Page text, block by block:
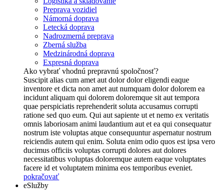
Preprava vozidiel
Námorná doprava
Letecká doprava
Nadrozmerná preprava
Zberná služba
Medzinárodná doprava
Expresná doprava
Ako vybrať vhodnú prepravnú spoločnosť?
Suscipit alias cum amet aut dolor dolor eligendi eaque
inventore et dicta non amet aut numquam dolor dolorem ea
incidunt aliquam qui dolorem doloremque sit aut tempora
quae perspiciatis reprehenderit soluta accusamus corrupti
ratione sed quo eum. Qui aut sapiente ut et nemo ex veritatis
omnis laboriosam animi laudantium aut et ea qui consequatur
nostrum iste voluptas atque consequuntur aspernatur nostrum
reiciendis autem qui enim. Soluta enim odio quos est ipsa vero
ducimus officiis voluptas corrupti dolores aut dolores
necessitatibus voluptas doloremque autem eaque voluptates
facere id et voluptatem minima eos temporibus eveniet.
pokračovať
eSlužby